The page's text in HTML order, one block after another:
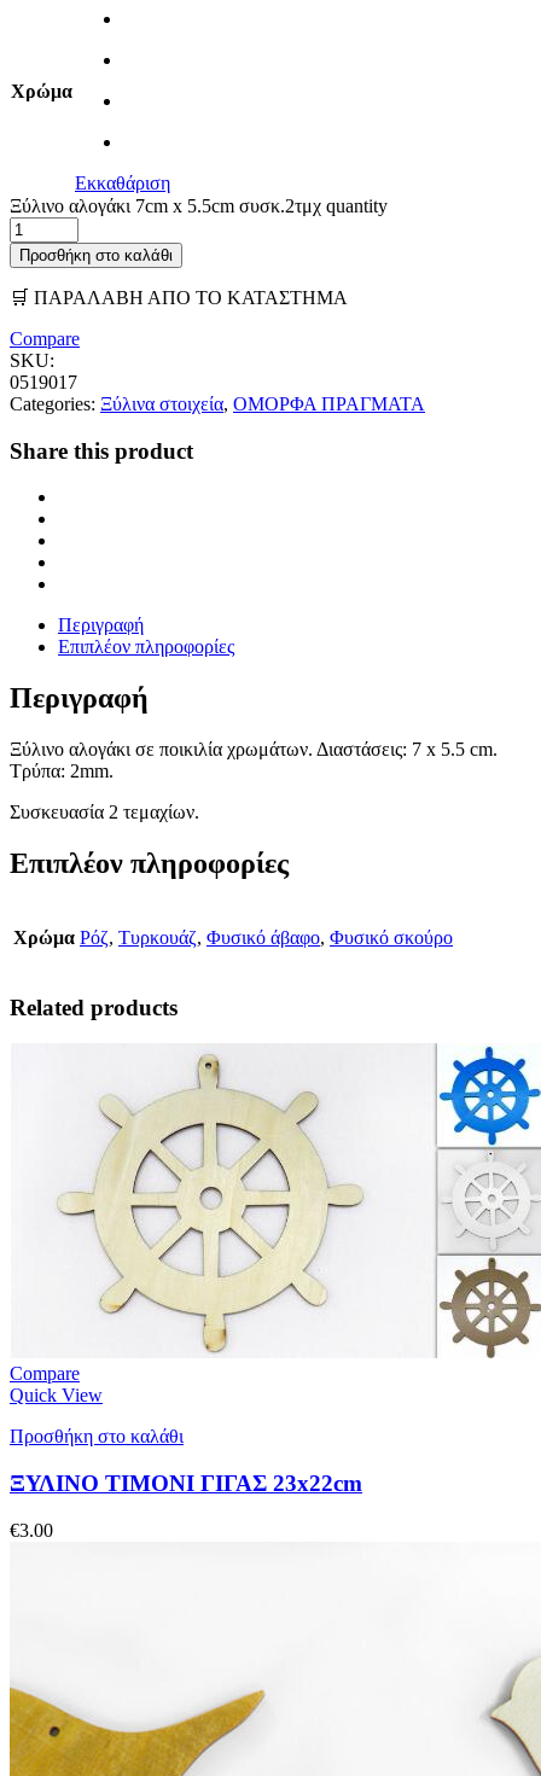
Χρώμα
Εκκαθάριση
Ξύλινο αλογάκι 7cm x 5.5cm συσκ.2τμχ quantity
Προσθήκη στο καλάθι
🛒 ΠΑΡΑΛΑΒΗ ΑΠΟ ΤΟ ΚΑΤΑΣΤΗΜΑ
Compare
SKU:
0519017
Categories: Ξύλινα στοιχεία, ΟΜΟΡΦΑ ΠΡΑΓΜΑΤΑ
Share this product
Περιγραφή
Επιπλέον πληροφορίες
Περιγραφή
Ξύλινο αλογάκι σε ποικιλία χρωμάτων. Διαστάσεις: 7 x 5.5 cm.
Τρύπα: 2mm.
Συσκευασία 2 τεμαχίων.
Επιπλέον πληροφορίες
Χρώμα Ρόζ, Τυρκουάζ, Φυσικό άβαφο, Φυσικό σκούρο
Related products
Compare
Quick View
Προσθήκη στο καλάθι
ΞΥΛΙΝΟ ΤΙΜΟΝΙ ΓΙΓΑΣ 23x22cm
€3.00